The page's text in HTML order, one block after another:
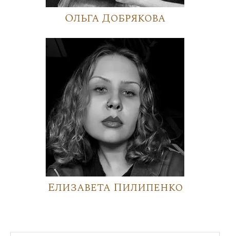
Ольга Добрякова
Елизавета Пилипенко